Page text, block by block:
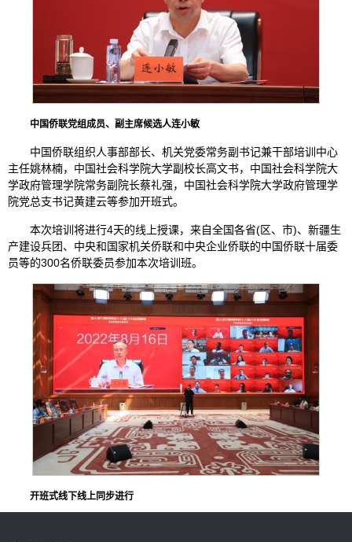
中国侨联党组成员、副主席候选人连小敏
中国侨联组织人事部部长、机关党委常务副书记兼干部培训中心
主任姚林楠，中国社会科学院大学副校长高文书，中国社会科学院大
学政府管理学院常务副院长蔡礼强，中国社会科学院大学政府管理学
院党总支书记黄建云等参加开班式。
本次培训将进行4天的线上授课，来自全国各省(区、市)、新疆生
产建设兵团、中央和国家机关侨联和中央企业侨联的中国侨联十届委
员等的300名侨联委员参加本次培训班。
开班式线下线上同步进行